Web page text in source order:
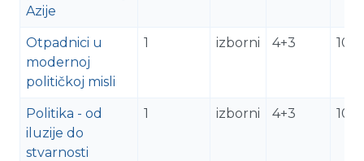
Azije
Otpadnici u
modernoj
političkoj misli
1 izborni 4+3 10
Politika - od
iluzije do
stvarnosti
1 izborni 4+3 10